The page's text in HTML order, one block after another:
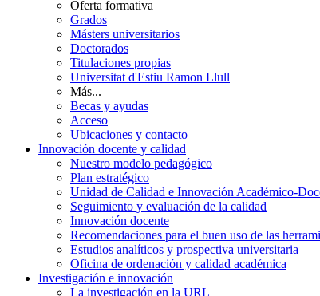
Oferta formativa
Grados
Másters universitarios
Doctorados
Titulaciones propias
Universitat d'Estiu Ramon Llull
Más...
Becas y ayudas
Acceso
Ubicaciones y contacto
Innovación docente y calidad
Nuestro modelo pedagógico
Plan estratégico
Unidad de Calidad e Innovación Académico-
Seguimiento y evaluación de la calidad
Innovación docente
Recomendaciones para el buen uso de las
Estudios analíticos y prospectiva universitaria
Oficina de ordenación y calidad académica
Investigación e innovación
La investigación en la URL